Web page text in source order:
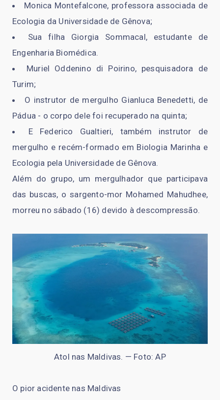
Monica Montefalcone, professora associada de
Ecologia da Universidade de Gênova;
Sua filha Giorgia Sommacal, estudante de
Engenharia Biomédica.
Muriel Oddenino di Poirino, pesquisadora de
Turim;
O instrutor de mergulho Gianluca Benedetti, de
Pádua - o corpo dele foi recuperado na quinta;
E Federico Gualtieri, também instrutor de
mergulho e recém-formado em Biologia Marinha e
Ecologia pela Universidade de Gênova.
Além do grupo, um mergulhador que participava
das buscas, o sargento-mor Mohamed Mahudhee,
morreu no sábado (16) devido à descompressão.
Atol nas Maldivas. — Foto: AP
O pior acidente nas Maldivas